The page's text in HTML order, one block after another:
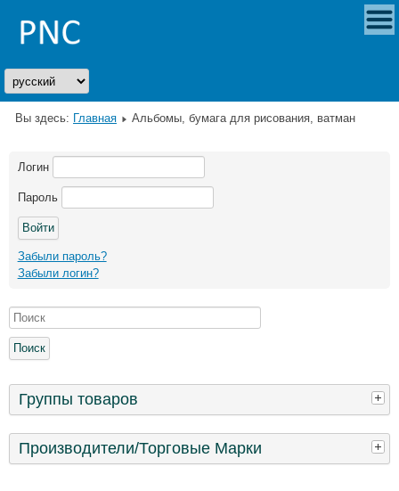
Вы здесь: Главная Альбомы, бумага для рисования, ватман
Логин
Пароль
Забыли пароль?
Забыли логин?
Группы товаров
Производители/Торговые Марки